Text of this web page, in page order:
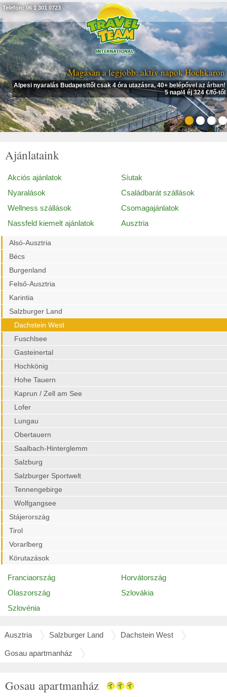
Magasan a legjobb: aktív napok Hochkaron
Alpesi nyaralás Budapesttől csak 4 óra utazásra, 40+ belépővel az árban!
5 nap/4 éj 324 €/fő-től
Telefon: 06 1 301 0723
Ajánlataink
Akciós ajánlatok
Síutak
Nyaralások
Családbarát szállások
Wellness szállások
Csomagajánlatok
Nassfeld kiemelt ajánlatok
Ausztria
Alsó-Ausztria
Bécs
Burgenland
Felső-Ausztria
Karintia
Salzburger Land
Dachstein West
Fuschlsee
Gasteinertal
Hochkönig
Hohe Tauern
Kaprun / Zell am See
Lofer
Lungau
Obertauern
Saalbach-Hinterglemm
Salzburg
Salzburger Sportwelt
Tennengebirge
Wolfgangsee
Stájerország
Tirol
Vorarlberg
Körutazások
Franciaország
Horvátország
Olaszország
Szlovákia
Szlovénia
Ausztria Salzburger Land Dachstein West
Gosau apartmanház
Gosau apartmanház